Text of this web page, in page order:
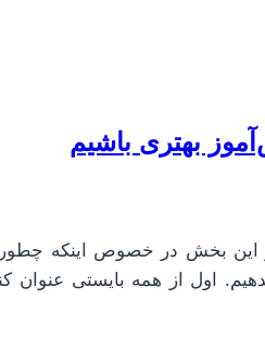
این بخش در خصوص اینکه
اول از همه بایستی عنوان